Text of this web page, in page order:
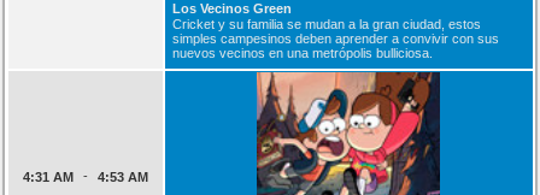
Los Vecinos Green
Cricket y su familia se mudan a la gran ciudad, estos
simples campesinos deben aprender a convivir con sus
nuevos vecinos en una metrópolis bulliciosa.
4:31 AM - 4:53 AM